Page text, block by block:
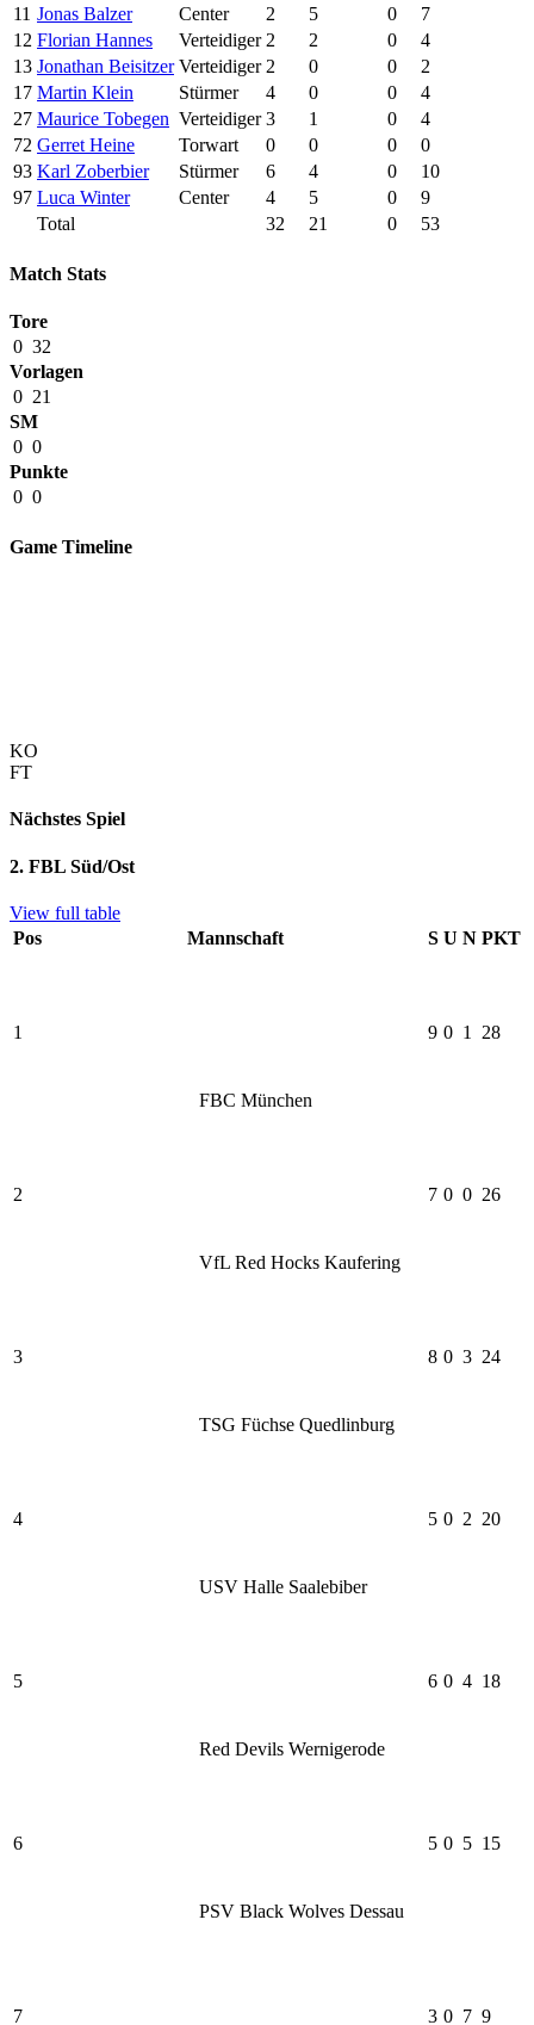
11 Jonas Balzer Center 2 5 0
7
12 Florian Hannes Verteidiger 2 2 0
4
13 Jonathan Beisitzer Verteidiger 2 0 0
2
17 Martin Klein Stürmer 4 0 0
4
27 Maurice Tobegen Verteidiger 3 1 0
4
72 Gerret Heine Torwart 0 0 0
0
93 Karl Zoberbier Stürmer 6 4 0
10
97 Luca Winter Center 4 5 0
9
Total
32 21 0 53
Match Stats
Tore
0 32
Vorlagen
0 21
SM
0 0
Punkte
0 0
Game Timeline
KO
FT
Nächstes Spiel
2. FBL Süd/Ost
View full table
Pos
Mannschaft S U N PKT
1
FBC München
9 0 1 28
2
VfL Red Hocks Kaufering
7 0 0 26
3
TSG Füchse Quedlinburg
8 0 3 24
4
USV Halle Saalebiber
5 0 2 20
5
Red Devils Wernigerode
6 0 4 18
6
PSV Black Wolves Dessau
5 0 5 15
7 3 0 7 9